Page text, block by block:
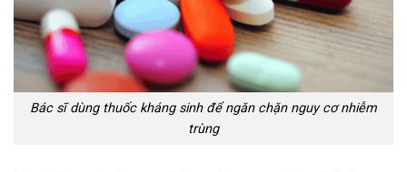
Bác sĩ dùng thuốc kháng sinh để ngăn chặn nguy cơ nhiễm
trùng